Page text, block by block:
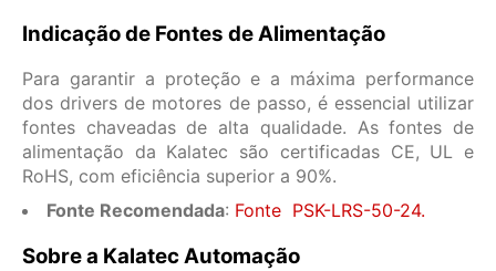
Indicação de Fontes de Alimentação
Para garantir a proteção e a máxima performance
dos drivers de motores de passo, é essencial utilizar
fontes chaveadas de alta qualidade. As fontes de
alimentação da Kalatec são certificadas CE, UL e
RoHS, com eficiência superior a 90%.
Fonte Recomendada: Fonte PSK-LRS-50-24.
Sobre a Kalatec Automação